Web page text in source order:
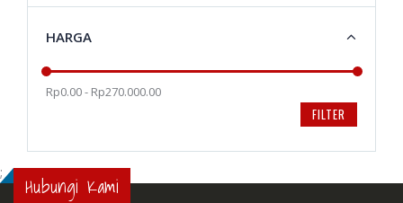
HARGA
Rp0.00 - Rp270.000.00
FILTER
; Hubungi Kami